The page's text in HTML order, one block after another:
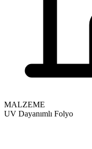
MALZEME
UV Dayanımlı Folyo